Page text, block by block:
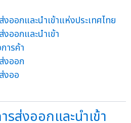
ออกและนำเข้าแห่งประเทศไทย
ออกและนำเข้า
ารค้า
งออก
งออ
รส่งออกและนำเข้า